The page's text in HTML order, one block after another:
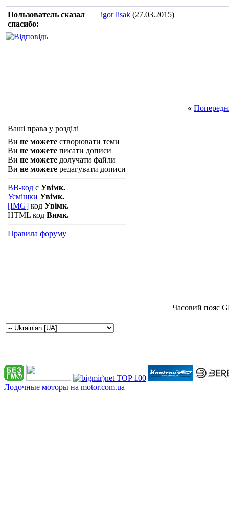
Пользователь сказал
cпасибо:
igor lisak (27.03.2015)
«
Ваші права у розділі
Ви не можете створювати теми
Ви не можете писати дописи
Ви не можете долучати файли
Ви не можете редагувати дописи
BB-код є Увімк.
Усмішки Увімк.
[IMG] код Увімк.
HTML код Вимк.
Правила форуму
Часовий пояс
Лодочные моторы на motor.com.ua